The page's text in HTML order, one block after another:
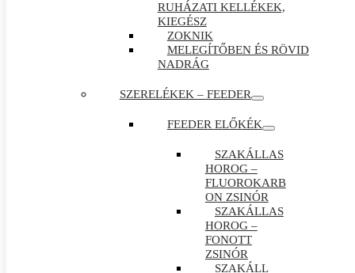
RUHÁZATI KELLÉKEK,
KIEGÉSZ
ZOKNIK
MELEGÍTŐBEN ÉS RÖVID
NADRÁG
SZERELÉKEK – FEEDER
FEEDER ELŐKÉK
SZAKÁLLAS
HOROG –
FLUOROKARB
ON ZSINÓR
SZAKÁLLAS
HOROG –
FONOTT
ZSINÓR
SZAKÁLL